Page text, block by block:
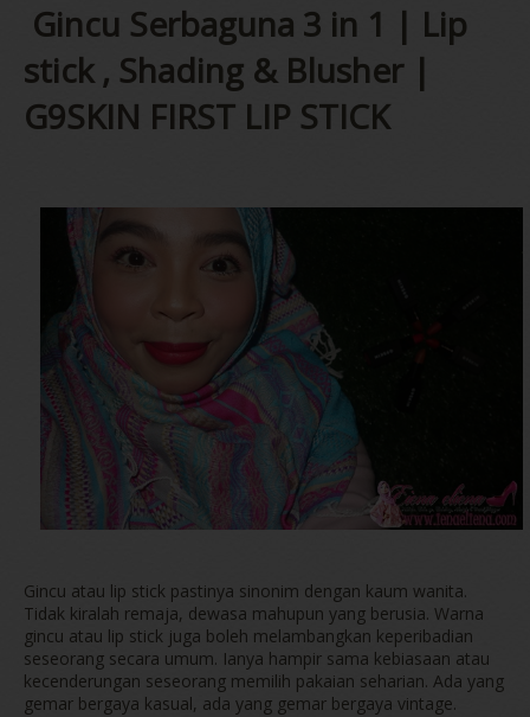
Gincu Serbaguna 3 in 1 | Lip
stick , Shading & Blusher |
G9SKIN FIRST LIP STICK
Gincu atau lip stick pastinya sinonim dengan kaum wanita.
Tidak kiralah remaja, dewasa mahupun yang berusia. Warna
gincu atau lip stick juga boleh melambangkan keperibadian
seseorang secara umum. Ianya hampir sama kebiasaan atau
kecenderungan seseorang memilih pakaian seharian. Ada yang
gemar bergaya kasual, ada yang gemar bergaya vintage.